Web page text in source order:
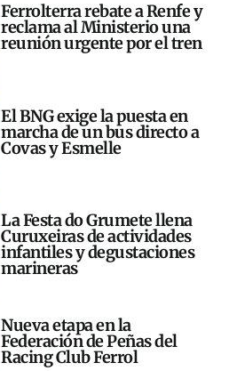
Ferrolterra rebate a Renfe y
reclama al Ministerio una
reunión urgente por el tren
El BNG exige la puesta en
marcha de un bus directo a
Covas y Esmelle
La Festa do Grumete llena
Curuxeiras de actividades
infantiles y degustaciones
marineras
Nueva etapa en la
Federación de Peñas del
Racing Club Ferrol